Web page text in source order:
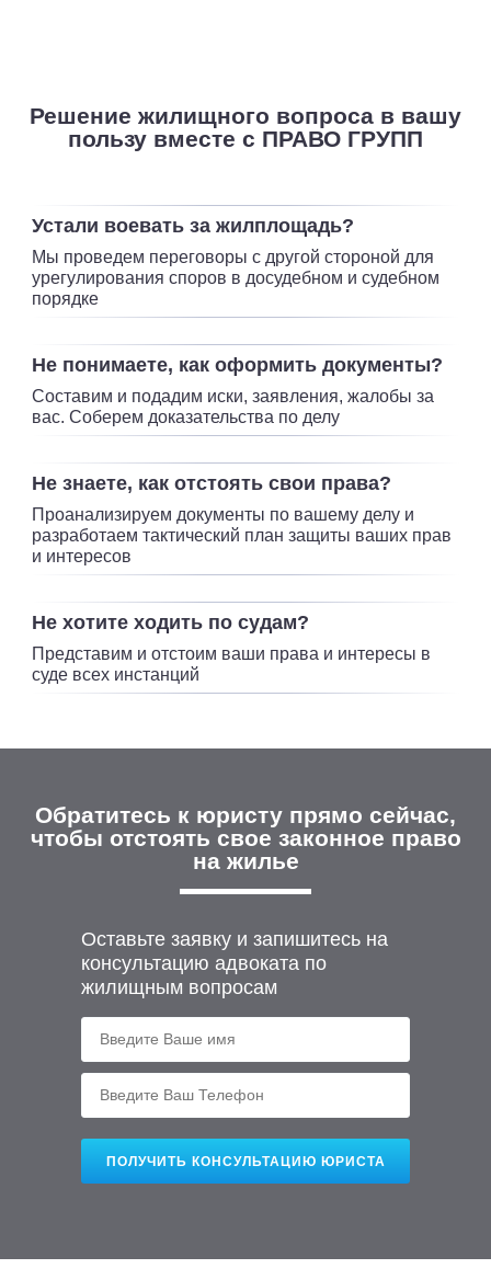
Решение жилищного вопроса в вашу
пользу вместе с ПРАВО ГРУПП
Устали воевать за жилплощадь?
Мы проведем переговоры с другой стороной для
урегулирования споров в досудебном и судебном
порядке
Не понимаете, как оформить документы?
Составим и подадим иски, заявления, жалобы за
вас. Соберем доказательства по делу
Не знаете, как отстоять свои права?
Проанализируем документы по вашему делу и
разработаем тактический план защиты ваших прав
и интересов
Не хотите ходить по судам?
Представим и отстоим ваши права и интересы в
суде всех инстанций
Обратитесь к юристу прямо сейчас,
чтобы отстоять свое законное право
на жилье
Оставьте заявку и запишитесь на
консультацию адвоката по
жилищным вопросам